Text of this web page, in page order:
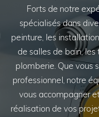
Forts de notre
spécialisés dans
peinture, les
de salles de bain,
plomberie. Que vous
professionnel, notre
vous accompagner
réalisation de vos